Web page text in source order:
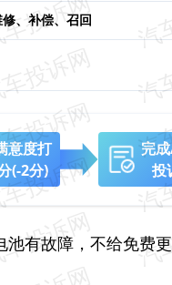
、 补偿、 召回
意度打
(-2分)
完
投
有故障，不给免费